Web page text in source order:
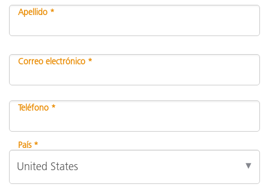
Apellido *
Correo electrónico *
Teléfono *
País *